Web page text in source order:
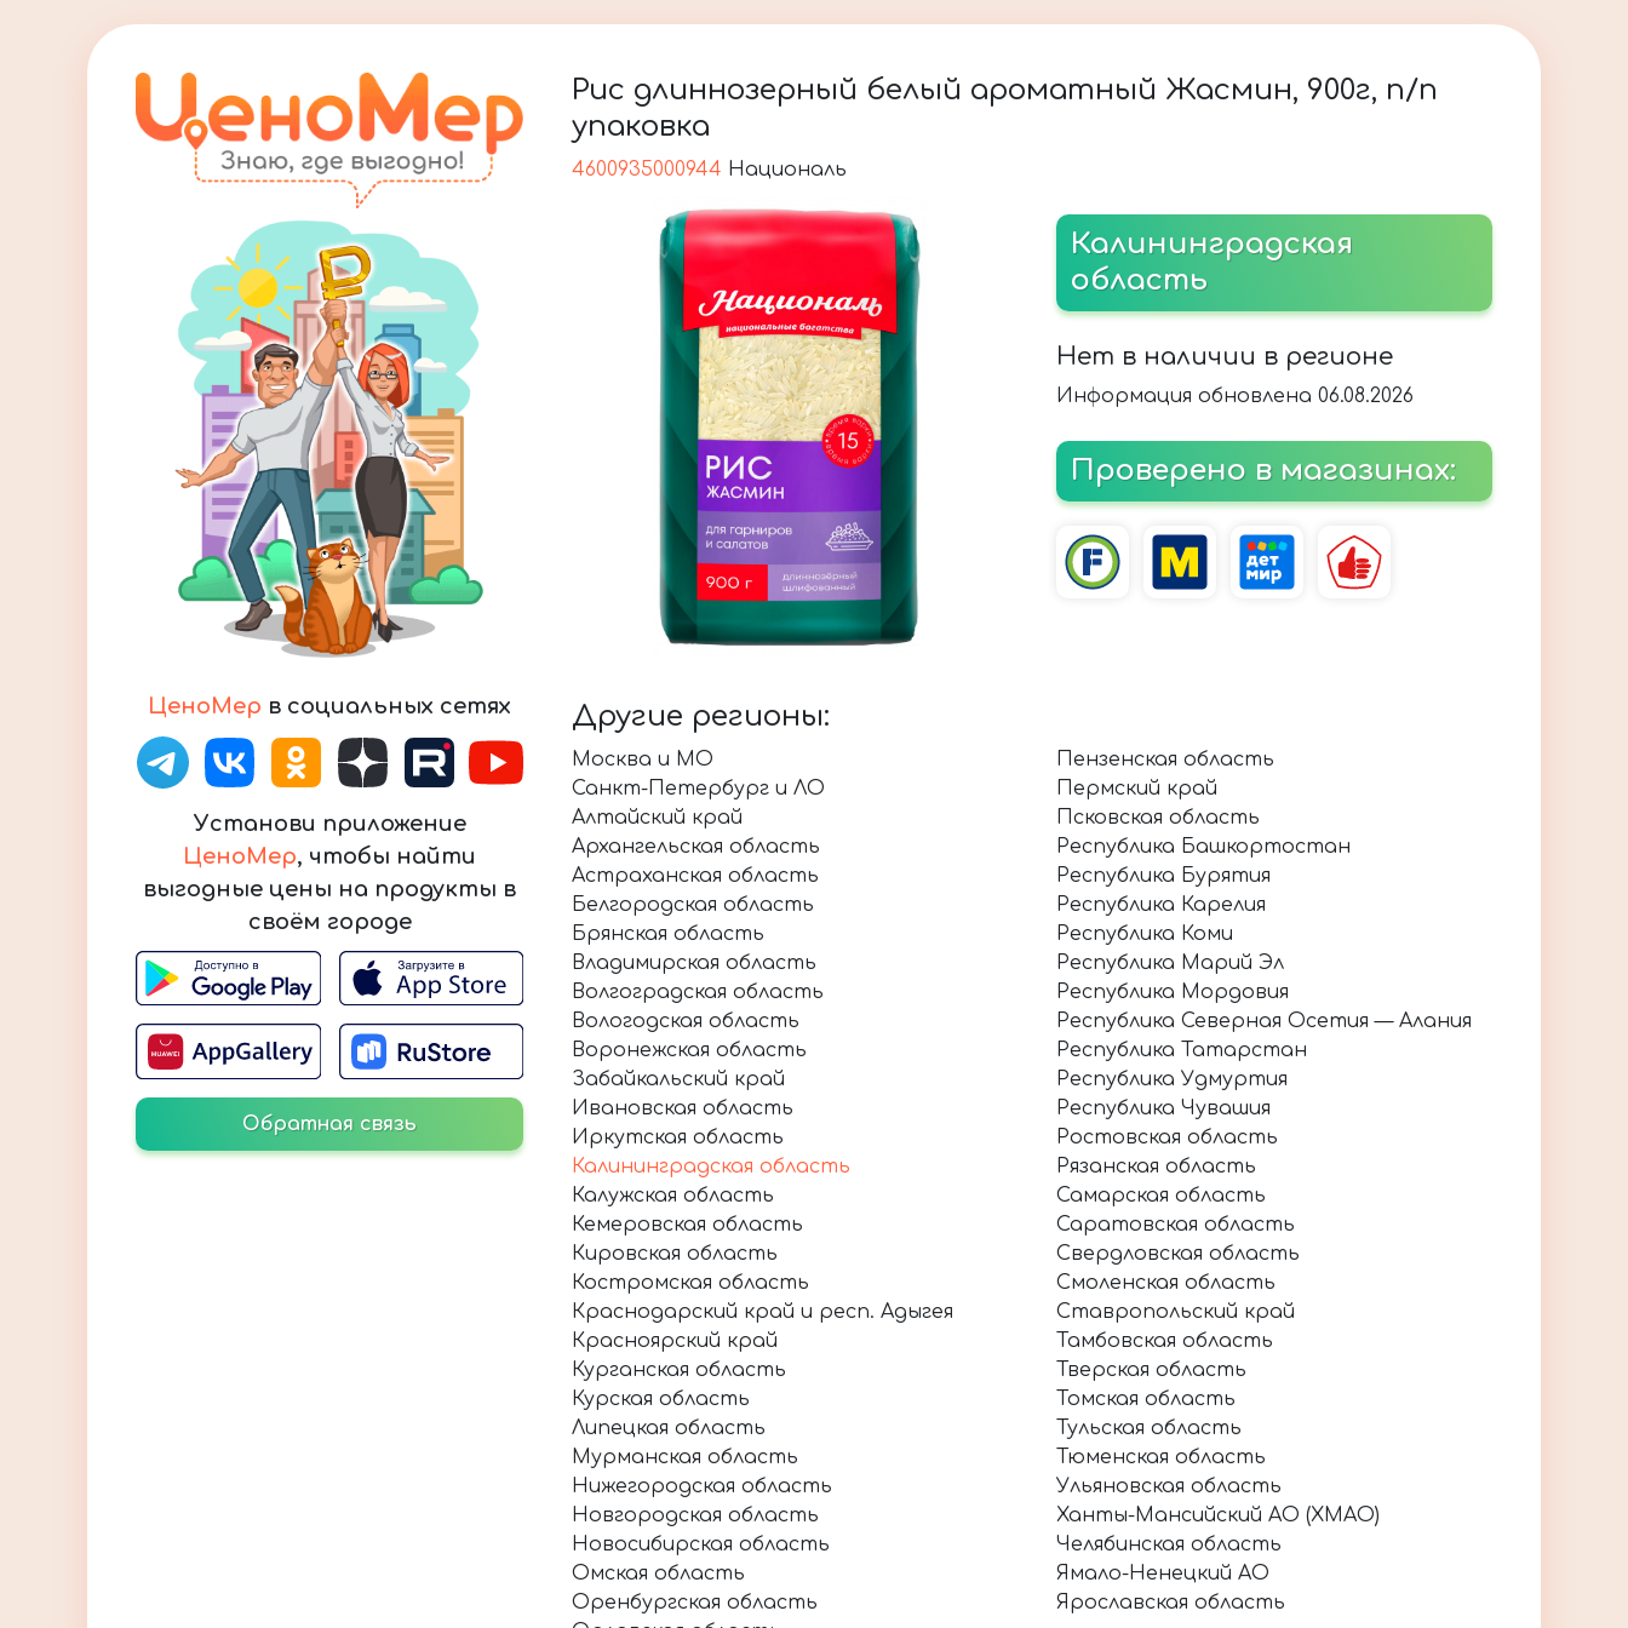
ЦеноМер в социальных сетях
Установи приложение
ЦеноМер, чтобы найти
выгодные цены на продукты в
своём городе
Обратная связь
Рис длиннозерный белый ароматный Жасмин, 900г, п/п
упаковка
4600935000944 Националь
Калининградская
область
Нет в наличии в регионе
Информация обновлена 06.08.2026
Проверено в магазинах:
Другие регионы:
Москва и МО
Санкт-Петербург и ЛО
Алтайский край
Архангельская область
Астраханская область
Белгородская область
Брянская область
Владимирская область
Волгоградская область
Вологодская область
Воронежская область
Забайкальский край
Ивановская область
Иркутская область
Калининградская область
Калужская область
Кемеровская область
Кировская область
Костромская область
Краснодарский край и респ. Адыгея
Красноярский край
Курганская область
Курская область
Липецкая область
Мурманская область
Нижегородская область
Новгородская область
Новосибирская область
Омская область
Оренбургская область
Пензенская область
Пермский край
Псковская область
Республика Башкортостан
Республика Бурятия
Республика Карелия
Республика Коми
Республика Марий Эл
Республика Мордовия
Республика Северная Осетия — Алания
Республика Татарстан
Республика Удмуртия
Республика Чувашия
Ростовская область
Рязанская область
Самарская область
Саратовская область
Свердловская область
Смоленская область
Ставропольский край
Тамбовская область
Тверская область
Томская область
Тульская область
Тюменская область
Ульяновская область
Ханты-Мансийский АО (ХМАО)
Челябинская область
Ямало-Ненецкий АО
Ярославская область